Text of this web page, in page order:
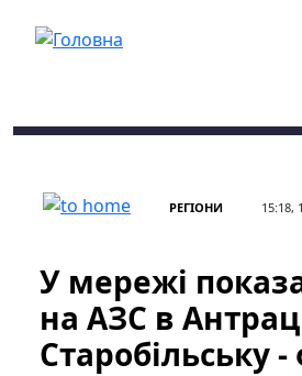
РЕГІОНИ 15:18,
У мережі
на АЗС в
Старобільську